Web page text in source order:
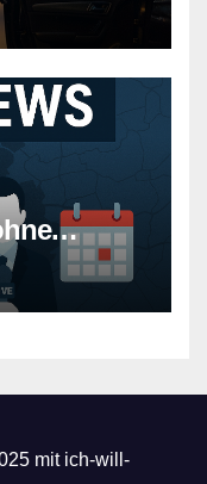
mit ich-will-